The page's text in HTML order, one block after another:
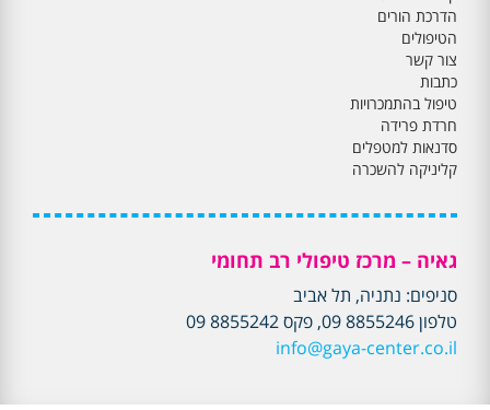
הדרכת הורים
הטיפולים
צור קשר
כתבות
טיפול בהתמכרויות
חרדת פרידה
סדנאות למטפלים
קליניקה להשכרה
גאיה – מרכז טיפולי רב תחומי
סניפים: נתניה, תל אביב
טלפון 8855246 09, פקס 8855242 09
info@gaya-center.co.il